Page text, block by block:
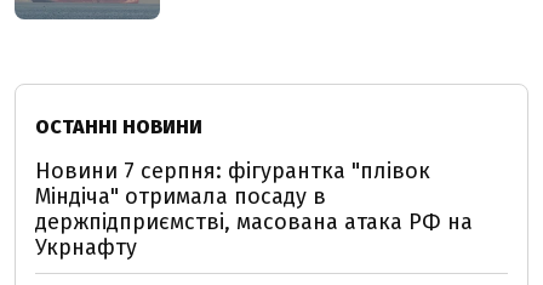
ОСТАННІ НОВИНИ
Новини 7 серпня: фігурантка "плівок
Міндіча" отримала посаду в
держпідприємстві, масована атака РФ на
Укрнафту